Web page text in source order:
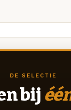
DE SELECTIE
bij